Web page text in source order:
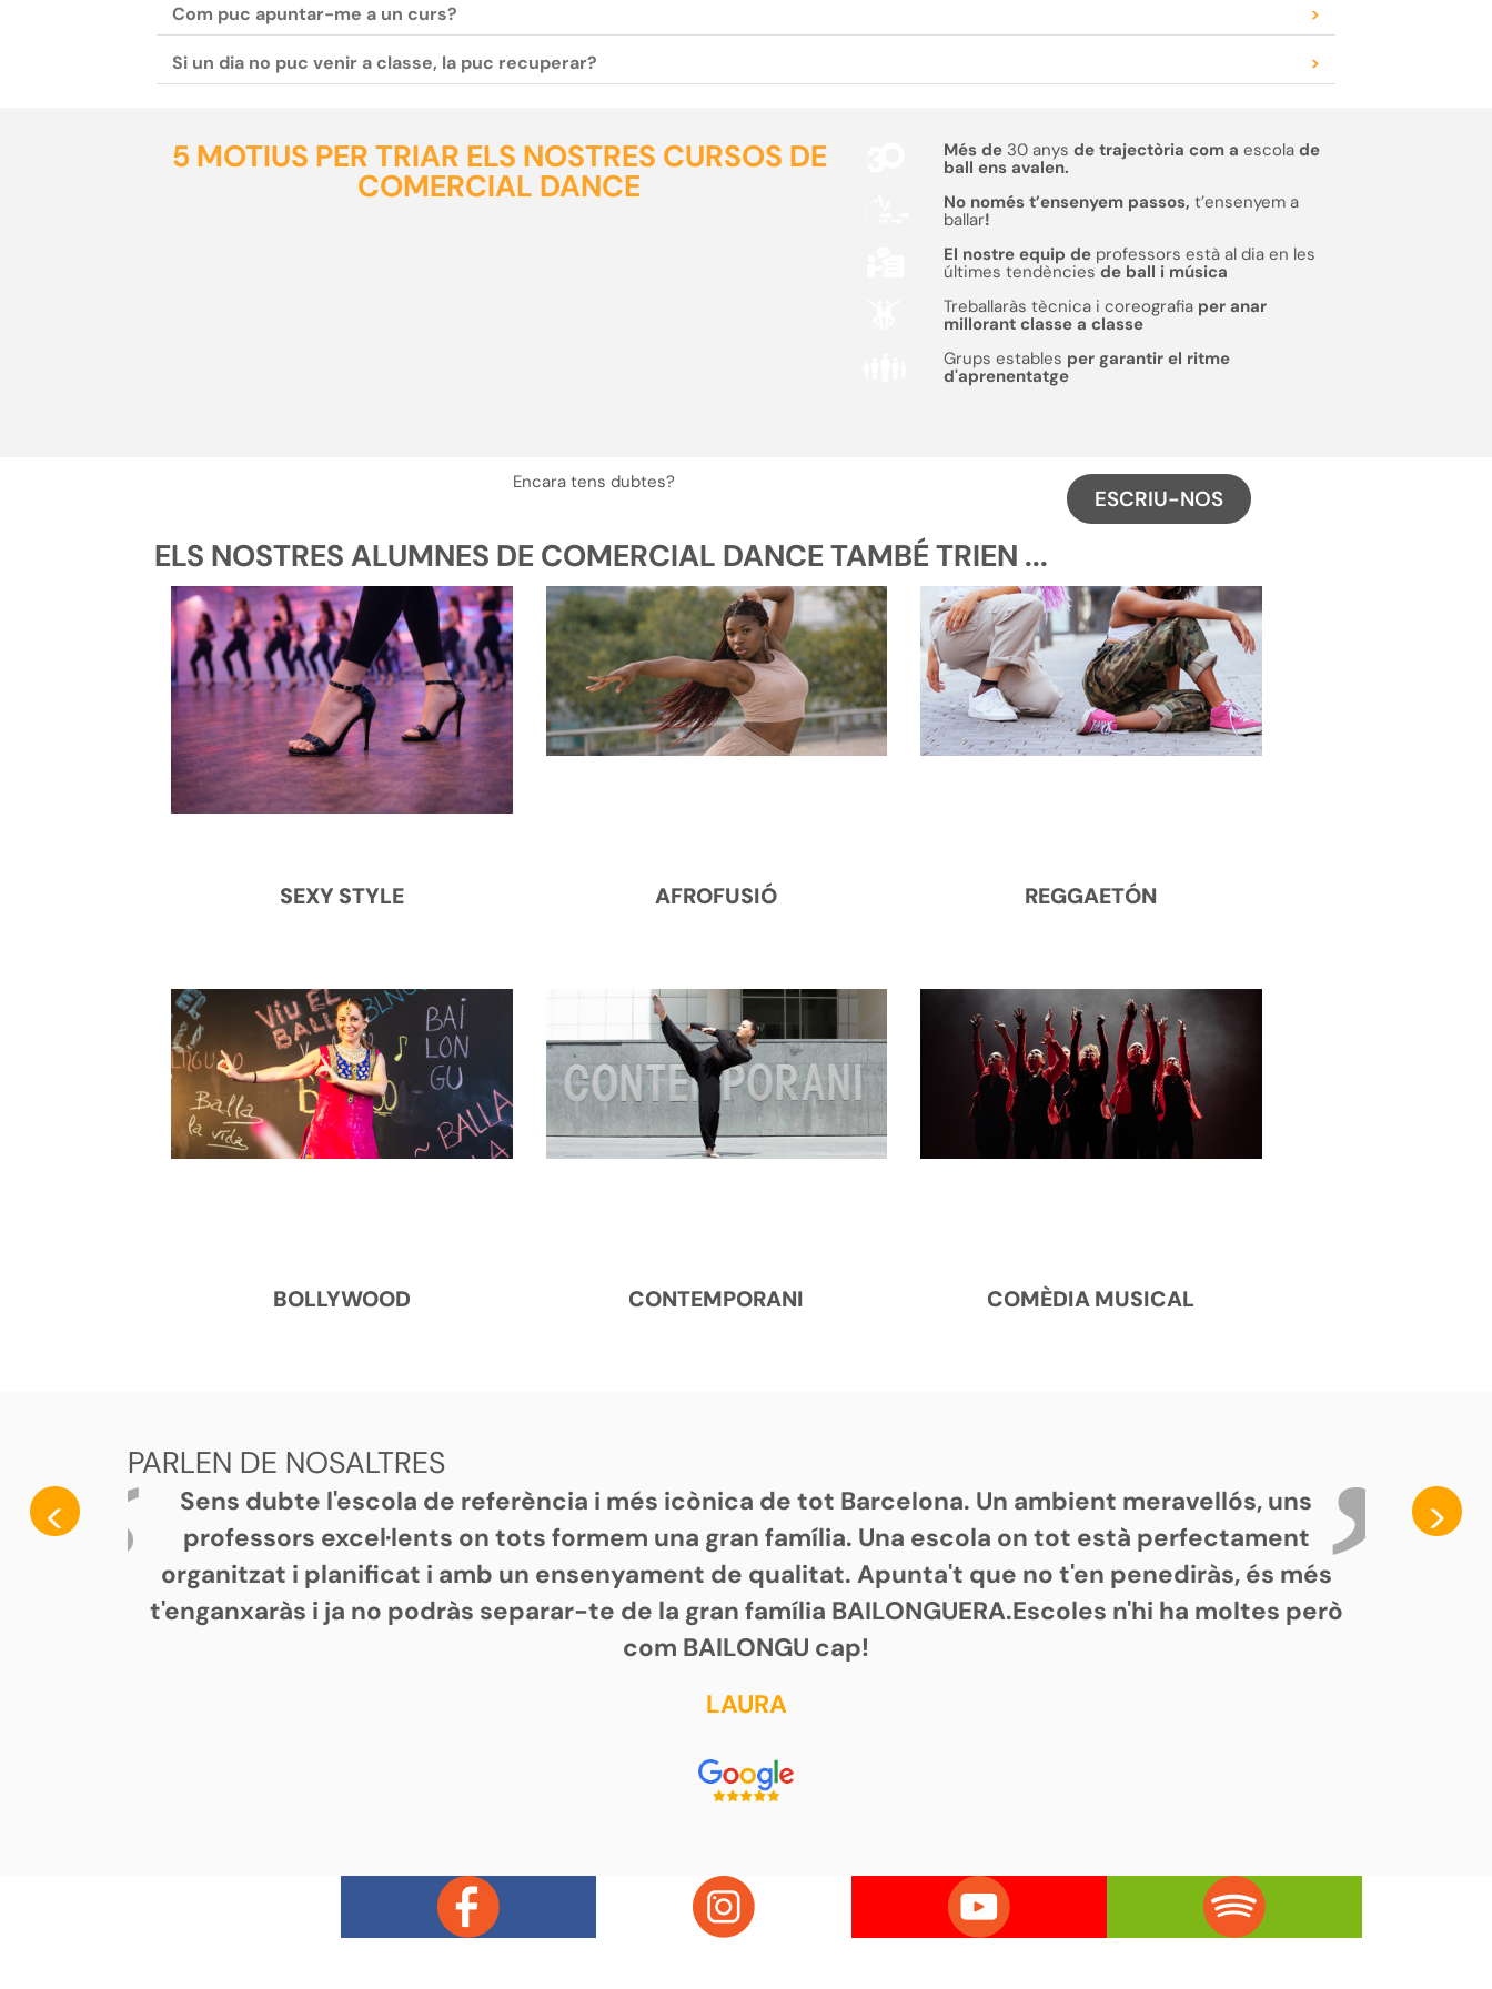
Com puc apuntar-me a un curs? >
Si un dia no puc venir a classe, la puc recuperar? >
5 MOTIUS PER TRIAR ELS NOSTRES CURSOS DE
COMERCIAL DANCE
Més de 30 anys de trajectòria com a escolade
ball ens avalen.
No només t’ensenyem passos, t’ensenyem a
ballar!
El nostre equip de professors està al dia en les
últimes tendències de ball i música
Treballaràs tècnica i coreografiaper anar
millorant classe a classe
Grups estables per garantir el ritme
d'aprenentatge
Encara tens dubtes?
ESCRIU-NOS
ELS NOSTRES ALUMNES DE COMERCIAL DANCE TAMBÉ TRIEN ...
SEXY STYLE AFROFUSIÓ REGGAETÓN
BOLLYWOOD CONTEMPORANI COMÈDIA MUSICAL
PARLEN DE NOSALTRES
<
Sens dubte l'escola de referència i més icònica de tot Barcelona. Un ambient meravellós, uns
professors excel·lents on tots formem una gran família. Una escola on tot està perfectament
organitzat i planificat i amb un ensenyament de qualitat. Apunta't que no t'en penediràs, és més
t'enganxaràs i ja no podràs separar-te de la gran família BAILONGUERA.Escoles n'hi ha moltes però
com BAILONGU cap!
LAURA
>